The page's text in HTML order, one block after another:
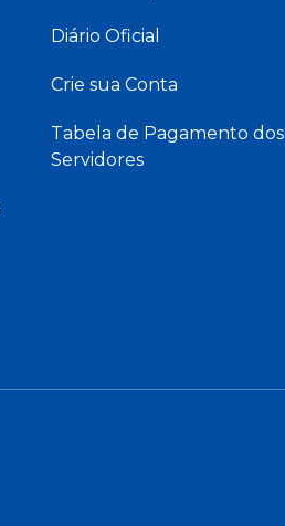
Diário Oficial
Crie sua Conta
Tabela de Pagamento dos
Servidores